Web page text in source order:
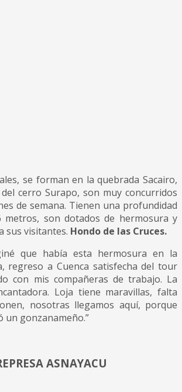
se forman en la quebrada Sacairo,
cerro Surapo, son muy concurridos
de semana. Tienen una profundidad
metros, son dotados de hermosura y
sus visitantes. Hondo de las Cruces.
que había esta hermosura en la
regreso a Cuenca satisfecha del tour
con mis compañeras de trabajo. La
Loja tiene maravillas, falta
nosotras llegamos aquí, porque
un gonzanameño.”
ASNAYACU